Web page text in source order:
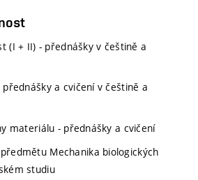
(I + II) - přednášky v češtině a
a cvičení v češtině a
materiálu - přednášky a cvičení
Mechanika biologických
studiu